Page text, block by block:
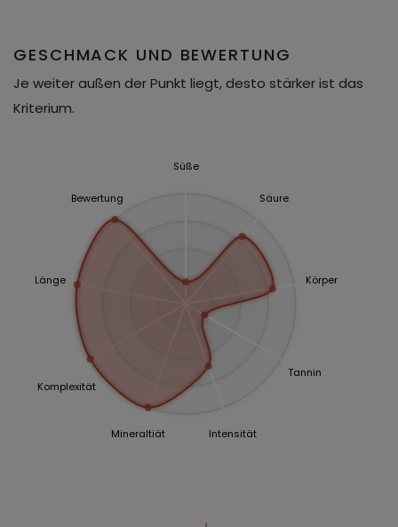
GESCHMACK UND BEWERTUNG
Je weiter außen der Punkt liegt, desto stärker ist das
Kriterium.
Süße
Säure
Körper
Tannin
Intensität
Mineraltiät
Komplexität
Länge
Bewertung